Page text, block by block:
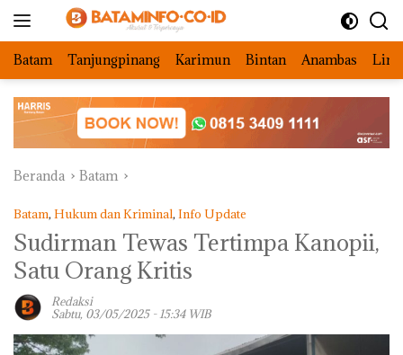
Batam Tanjungpinang Karimun Bintan Anambas
Beranda Batam
Batam, Hukum dan Kriminal, Info Update
Sudirman Tewas Tertimpa Kanopii,
Satu Orang Kritis
Redaksi
Sabtu, 03/05/2025 - 15:34 WIB